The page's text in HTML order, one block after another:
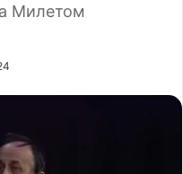
Милетом